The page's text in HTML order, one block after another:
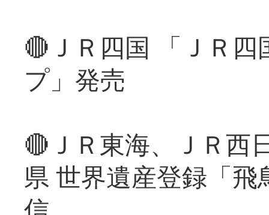
🔴ＪＲ四国 「ＪＲ
プ」発売
🔴ＪＲ東海、ＪＲ西
県 世界遺産登録「